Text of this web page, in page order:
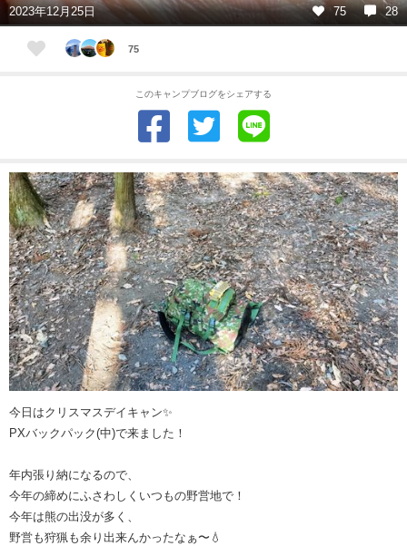
2023年12月25日 75 28
75
このキャンプブログをシェアする
今日はクリスマスデイキャン✨
PXバックパック(中)で来ました！
年内張り納になるので、
今年の締めにふさわしくいつもの野営地で！
今年は熊の出没が多く、
野営も狩猟も余り出来んかったなぁ〜💧